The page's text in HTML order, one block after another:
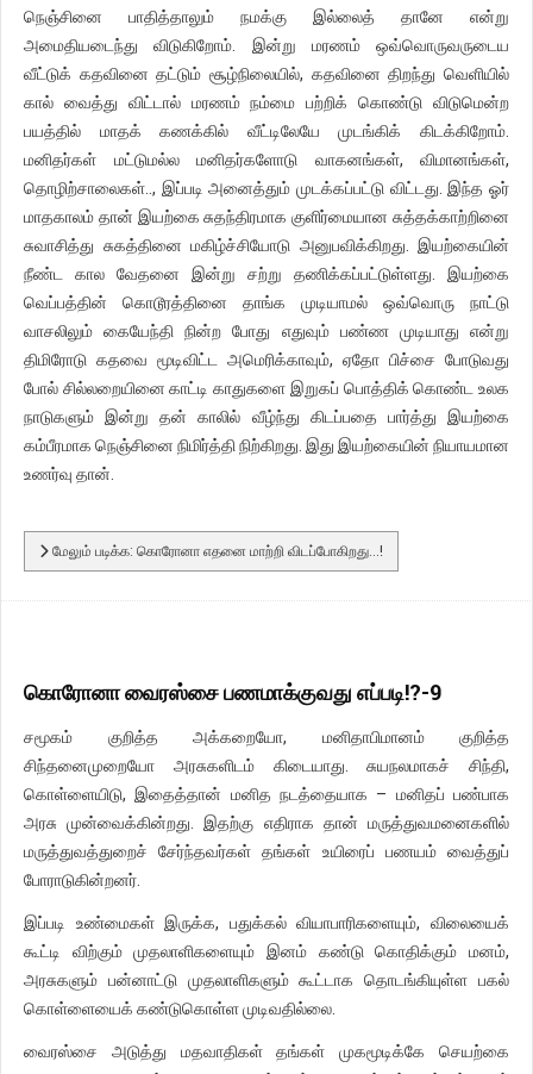
நெஞ்சினை பாதித்தாலும் நமக்கு இல்லைத் தானே என்று
அமைதியடைந்து விடுகிறோம். இன்று மரணம் ஒவ்வொருவருடைய
வீட்டுக் கதவினை தட்டும் சூழ்நிலையில், கதவினை திறந்து வெளியில்
கால் வைத்து விட்டால் மரணம் நம்மை பற்றிக் கொண்டு விடுமென்ற
பயத்தில் மாதக் கணக்கில் வீட்டிலேயே முடங்கிக் கிடக்கிறோம்.
மனிதர்கள் மட்டுமல்ல மனிதர்களோடு வாகனங்கள், விமானங்கள்,
தொழிற்சாலைகள்.., இப்படி அனைத்தும் முடக்கப்பட்டு விட்டது. இந்த ஓர்
மாதகாலம் தான் இயற்கை சுதந்திரமாக குளிர்மையான சுத்தக்காற்றினை
சுவாசித்து சுகத்தினை மகிழ்ச்சியோடு அனுபவிக்கிறது. இயற்கையின்
நீண்ட கால வேதனை இன்று சற்று தணிக்கப்பட்டுள்ளது. இயற்கை
வெப்பத்தின் கொடூரத்தினை தாங்க முடியாமல் ஒவ்வொரு நாட்டு
வாசலிலும் கையேந்தி நின்ற போது எதுவும் பண்ண முடியாது என்று
திமிரோடு கதவை மூடிவிட்ட அமெரிக்காவும், ஏதோ பிச்சை போடுவது
போல் சில்லறையினை காட்டி காதுகளை இறுகப் பொத்திக் கொண்ட உலக
நாடுகளும் இன்று தன் காலில் வீழ்ந்து கிடப்பதை பார்த்து இயற்கை
கம்பீரமாக நெஞ்சினை நிமிர்த்தி நிற்கிறது. இது இயற்கையின் நியாயமான
உணர்வு தான்.
மேலும் படிக்க: கொரோனா எதனை மாற்றி விடப்போகிறது...!
கொரோனா வைரஸ்சை பணமாக்குவது எப்படி!?-9
சமூகம் குறித்த அக்கறையோ, மனிதாபிமானம் குறித்த
சிந்தனைமுறையோ அரசுகளிடம் கிடையாது. சுயநலமாகச் சிந்தி,
கொள்ளையிடு, இதைத்தான் மனித நடத்தையாக – மனிதப் பண்பாக
அரசு முன்வைக்கின்றது. இதற்கு எதிராக தான் மருத்துவமனைகளில்
மருத்துவத்துறைச் சேர்ந்தவர்கள் தங்கள் உயிரைப் பணயம் வைத்துப்
போராடுகின்றனர்.
இப்படி உண்மைகள் இருக்க, பதுக்கல் வியாபாரிகளையும், விலையைக்
கூட்டி விற்கும் முதலாளிகளையும் இனம் கண்டு கொதிக்கும் மனம்,
அரசுகளும் பன்னாட்டு முதலாளிகளும் கூட்டாக தொடங்கியுள்ள பகல்
கொள்ளையைக் கண்டுகொள்ள முடிவதில்லை.
வைரஸ்சை அடுத்து மதவாதிகள் தங்கள் முகமூடிக்கே செயற்கை